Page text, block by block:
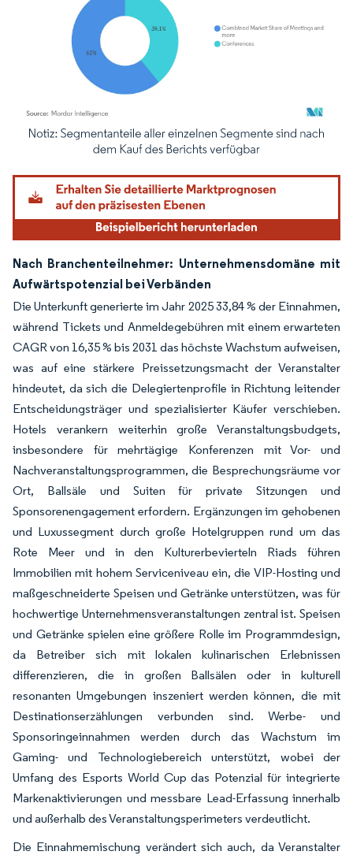
Bild © Mordor Intelligence. Wiederverwendung erfordert Namensnennung
Nach Branchenteilnehmer: Unternehmensdomäne mit
Aufwärtspotenzial bei Verbänden
Die Unterkunft generierte im Jahr 2025 33,84 % der Einnahmen,
während Tickets und Anmeldegebühren mit einem erwarteten
CAGR von 16,35 % bis 2031 das höchste Wachstum aufweisen,
was auf eine stärkere Preissetzungsmacht der Veranstalter
hindeutet, da sich die Delegiertenprofile in Richtung leitender
Entscheidungsträger und spezialisierter Käufer verschieben.
Hotels verankern weiterhin große Veranstaltungsbudgets,
insbesondere für mehrtägige Konferenzen mit Vor- und
Nachveranstaltungsprogrammen, die Besprechungsräume vor
Ort, Ballsäle und Suiten für private Sitzungen und
Sponsorenengagement erfordern. Ergänzungen im gehobenen
und Luxussegment durch große Hotelgruppen rund um das
Rote Meer und in den Kulturerbevierteln Riads führen
Immobilien mit hohem Serviceniveau ein, die VIP-Hosting und
maßgeschneiderte Speisen und Getränke unterstützen, was für
hochwertige Unternehmensveranstaltungen zentral ist. Speisen
und Getränke spielen eine größere Rolle im Programmdesign,
da Betreiber sich mit lokalen kulinarischen Erlebnissen
differenzieren, die in großen Ballsälen oder in kulturell
resonanten Umgebungen inszeniert werden können, die mit
Destinationserzählungen verbunden sind. Werbe- und
Sponsoringeinnahmen werden durch das Wachstum im
Gaming- und Technologiebereich unterstützt, wobei der
Umfang des Esports World Cup das Potenzial für integrierte
Markenaktivierungen und messbare Lead-Erfassung innerhalb
und außerhalb des Veranstaltungsperimeters verdeutlicht.
Die Einnahmemischung verändert sich auch, da Veranstalter